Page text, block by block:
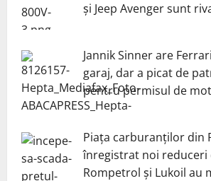
și Jeep Avenger sunt
Jannik Sinner are
garaj, dar a picat de
pentru permisul de
Piața carburanților din
înregistrat noi reduceri
Rompetrol și Lukoil au